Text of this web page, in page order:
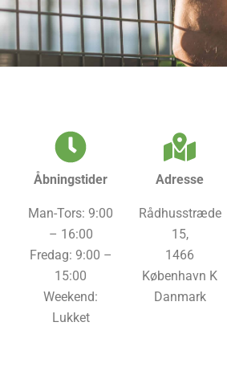
Åbningstider
Man-Tors: 9:00
– 16:00
Fredag: 9:00 –
15:00
Weekend:
Lukket
Adresse
Rådhusstræde
15,
1466
København K
Danmark